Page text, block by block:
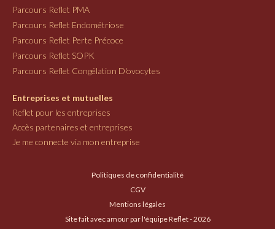
Parcours Reflet PMA
Parcours Reflet Endométriose
Parcours Reflet Perte Précoce
Parcours Reflet SOPK
Parcours Reflet Congélation D'ovocytes
Entreprises et mutuelles
Reflet pour les entreprises
Accès partenaires et entreprises
Je me connecte via mon entreprise
Politiques de confidentialité
CGV
Mentions légales
Site fait avec amour par l'équipe Reflet - 2026